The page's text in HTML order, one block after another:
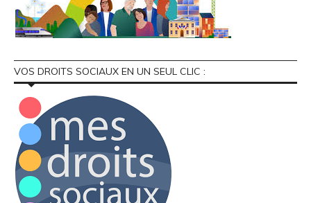
VOS DROITS SOCIAUX EN UN SEUL CLIC :